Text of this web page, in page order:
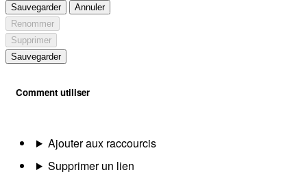
Sauvegarder
Annuler
Renommer
Supprimer
Sauvegarder
Comment utiliser
Ajouter aux raccourcis
Supprimer un lien